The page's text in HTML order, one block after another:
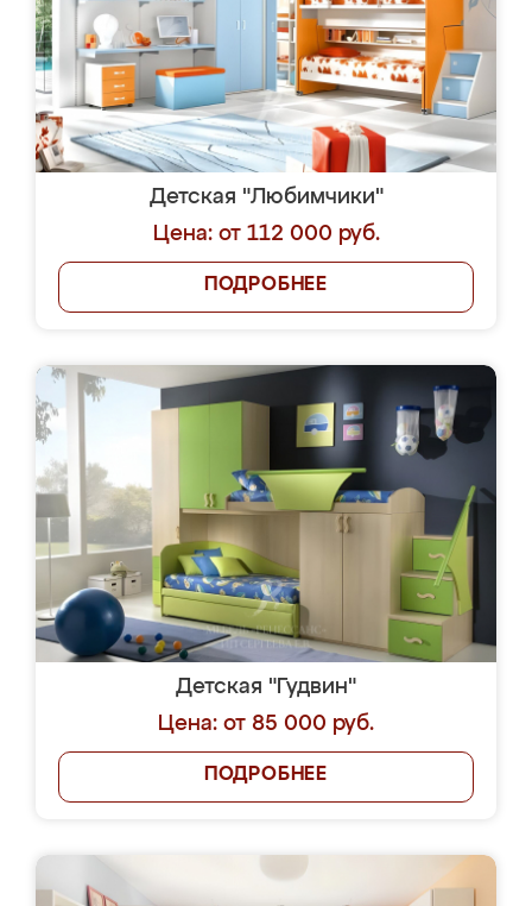
Детская "Любимчики"
Цена: от 112 000 руб.
ПОДРОБНЕЕ
Детская "Гудвин"
Цена: от 85 000 руб.
ПОДРОБНЕЕ